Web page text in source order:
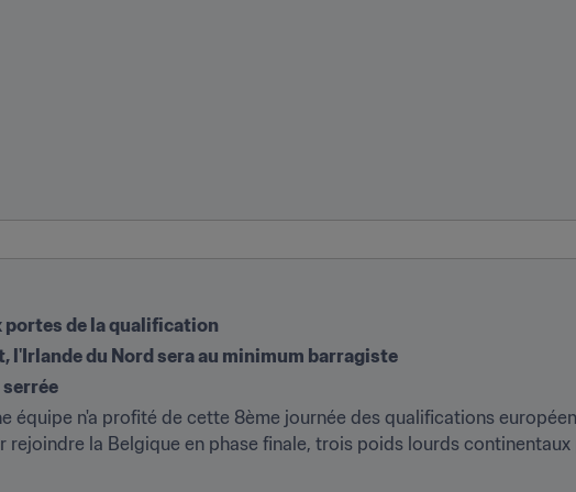
portes de la qualification
l'Irlande du Nord sera au minimum barragiste
serrée
équipe n'a profité de cette 8ème journée des qualifications
rejoindre la Belgique en phase finale, trois poids lourds